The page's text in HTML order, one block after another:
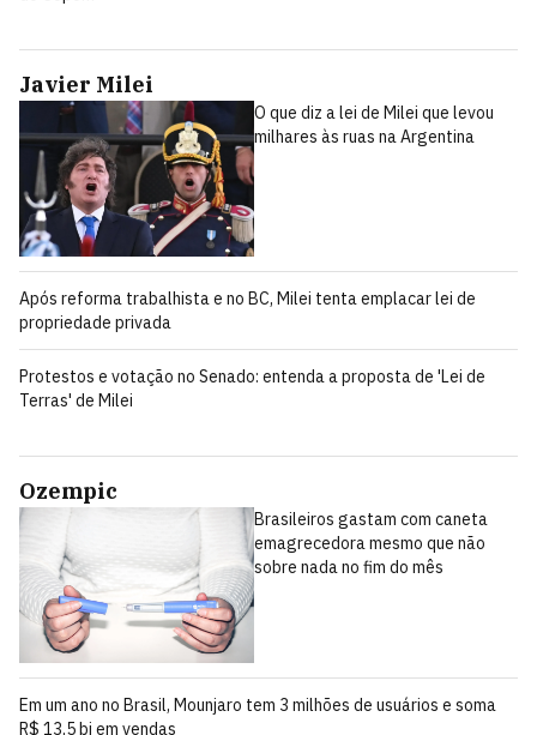
Javier Milei
O que diz a lei de Milei que levou
milhares às ruas na Argentina
Após reforma trabalhista e no BC, Milei tenta emplacar lei de
propriedade privada
Protestos e votação no Senado: entenda a proposta de 'Lei de
Terras' de Milei
Ozempic
Brasileiros gastam com caneta
emagrecedora mesmo que não
sobre nada no fim do mês
Em um ano no Brasil, Mounjaro tem 3 milhões de usuários e soma
R$ 13,5 bi em vendas